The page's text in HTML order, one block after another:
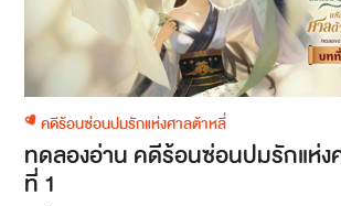
คดีร้อนซ่อนปมรักแห่งศาลต้าหลี่
ทดลองอ่าน คดีร้อนซ่อนปมรักแห่ง
ที่ 1